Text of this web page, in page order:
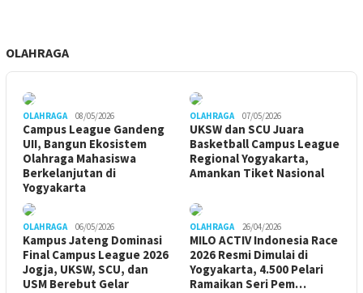
OLAHRAGA
OLAHRAGA 08/05/2026
Campus League Gandeng
UII, Bangun Ekosistem
Olahraga Mahasiswa
Berkelanjutan di
Yogyakarta
OLAHRAGA 07/05/2026
UKSW dan SCU Juara
Basketball Campus League
Regional Yogyakarta,
Amankan Tiket Nasional
OLAHRAGA 06/05/2026
Kampus Jateng Dominasi
Final Campus League 2026
Jogja, UKSW, SCU, dan
USM Berebut Gelar
OLAHRAGA 26/04/2026
MILO ACTIV Indonesia Race
2026 Resmi Dimulai di
Yogyakarta, 4.500 Pelari
Ramaikan Seri Pem…